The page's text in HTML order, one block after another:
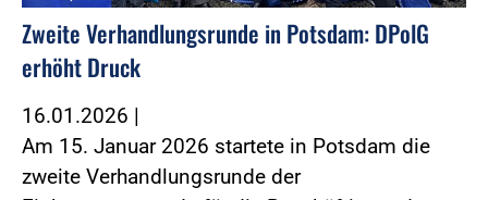
Zweite Verhandlungsrunde in Potsdam: DPolG
erhöht Druck
16.01.2026 |
Am 15. Januar 2026 startete in Potsdam die
zweite Verhandlungsrunde der